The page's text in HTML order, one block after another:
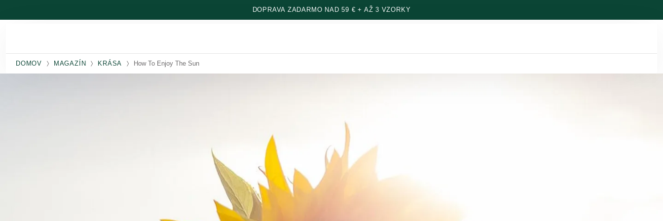
DOPRAVA ZADARMO NAD 59 € + AŽ 3 VZORKY
DOMOV MAGAZÍN KRÁSA How To Enjoy The Sun